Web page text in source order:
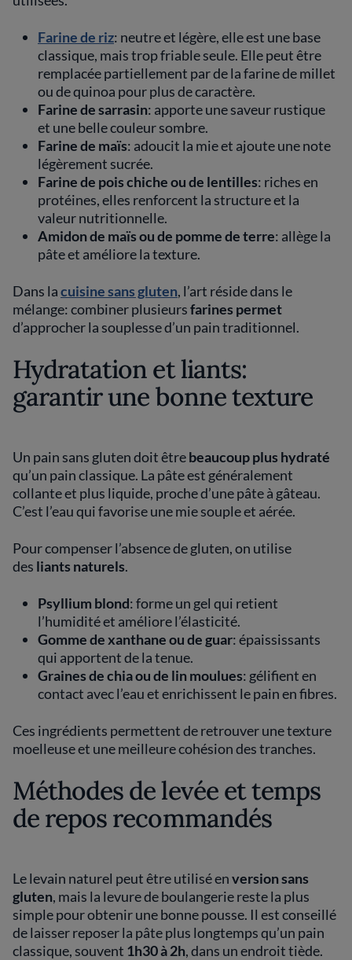
Farine de riz: neutre et légère, elle est une base
classique, mais trop friable seule. Elle peut être
remplacée partiellement par de la farine de millet
ou de quinoa pour plus de caractère.
Farine de sarrasin: apporte une saveur rustique
et une belle couleur sombre.
Farine de maïs: adoucit la mie et ajoute une note
légèrement sucrée.
Farine de pois chiche ou de lentilles: riches en
protéines, elles renforcent la structure et la
valeur nutritionnelle.
Amidon de maïs ou de pomme de terre: allège la
pâte et améliore la texture.
Dans lacuisine sans gluten, l’art réside dans le
mélange: combiner plusieursfarines permet
d’approcher la souplesse d’un pain traditionnel.
Hydratation et liants:
garantir une bonne texture
Un pain sans gluten doit êtrebeaucoup plus hydraté
qu’un pain classique. La pâte est généralement
collante et plus liquide, proche d’une pâte à gâteau.
C’est l’eau qui favorise une mie souple et aérée.
Pour compenser l’absence de gluten, on utilise
des liants naturels.
Psyllium blond: forme un gel qui retient
l’humidité et améliore l’élasticité.
Gomme de xanthane ou de guar: épaississants
qui apportent de la tenue.
Graines de chia ou de lin moulues: gélifient en
contact avec l’eau et enrichissent le pain en fibres.
Ces ingrédients permettent de retrouver une texture
moelleuse et une meilleure cohésion des tranches.
Méthodes de levée et temps
de repos recommandés
Le levain naturel peut être utilisé enversion sans
gluten, mais la levure de boulangerie reste la plus
simple pour obtenir une bonne pousse. Il est conseillé
de laisser reposer la pâte plus longtemps qu’un pain
classique, souvent 1h30 à 2h, dans un endroit tiède.